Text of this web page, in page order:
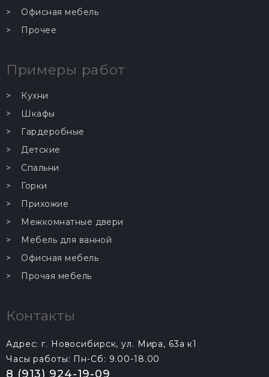
Офисная мебель
Прочее
Примеры работ
Кухни
Шкафы
Гардеробные
Детские
Спальни
Горки
Прихожие
Межкомнатные двери
Мебель для ванной
Офисная мебель
Прочая мебель
Контакты
Адрес: г. Новосибирск, ул. Мира, 63а к1
Часы работы: Пн-Сб: 9.00-18.00
8 (913) 924-19-09